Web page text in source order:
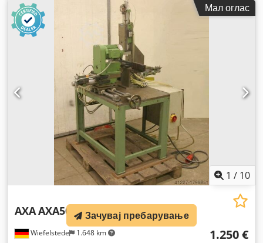
Мал оглас
1 / 10
Wiefelstede 1.648 km
AXAAXA50/BF1
1.250 €
Зачувај пребарување